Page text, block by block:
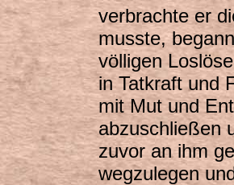
verbrachte er
musste,
völligen
in Tatkraft und
mit Mut und
abzuschließen
zuvor an ihm
wegzulegen